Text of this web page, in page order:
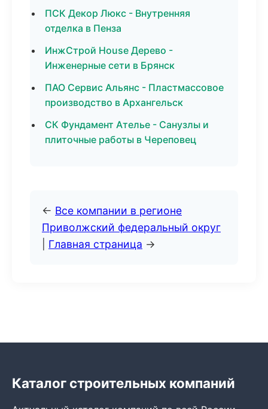
ПСК Декор Люкс - Внутренняя
отделка в Пенза
ИнжСтрой House Дерево -
Инженерные сети в Брянск
ПАО Сервис Альянс - Пластмассовое
производство в Архангельск
СК Фундамент Ателье - Санузлы и
плиточные работы в Череповец
← Все компании в регионе
Приволжский федеральный округ
Главная страница →
Каталог строительных компаний